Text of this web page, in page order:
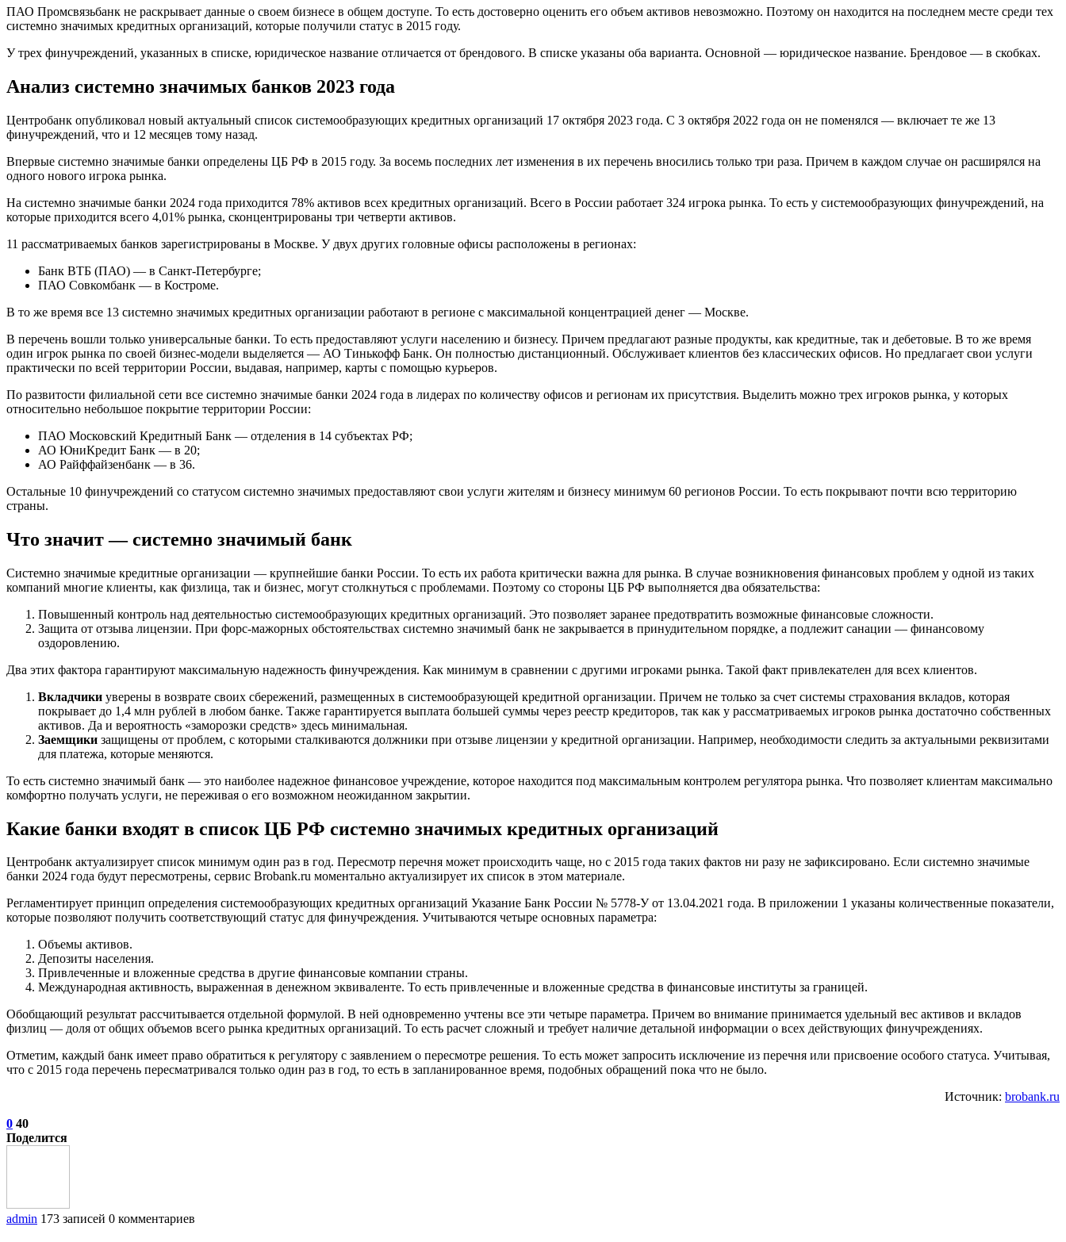
ПАО Промсвязьбанк не раскрывает данные о своем бизнесе в общем доступе. То есть достоверно оценить его объем активов невозможно. Поэтому он находится на последнем месте среди тех
системно значимых кредитных организаций, которые получили статус в 2015 году.
У трех финучреждений, указанных в списке, юридическое название отличается от брендового. В списке указаны оба варианта. Основной — юридическое название. Брендовое — в скобках.
Анализ системно значимых банков 2023 года
Центробанк опубликовал новый актуальный список системообразующих кредитных организаций 17 октября 2023 года. С 3 октября 2022 года он не поменялся — включает те же 13
финучреждений, что и 12 месяцев тому назад.
Впервые системно значимые банки определены ЦБ РФ в 2015 году. За восемь последних лет изменения в их перечень вносились только три раза. Причем в каждом случае он расширялся на
одного нового игрока рынка.
На системно значимые банки 2024 года приходится 78% активов всех кредитных организаций. Всего в России работает 324 игрока рынка. То есть у системообразующих финучреждений, на
которые приходится всего 4,01% рынка, сконцентрированы три четверти активов.
11 рассматриваемых банков зарегистрированы в Москве. У двух других головные офисы расположены в регионах:
Банк ВТБ (ПАО) — в Санкт-Петербурге;
ПАО Совкомбанк — в Костроме.
В то же время все 13 системно значимых кредитных организации работают в регионе с максимальной концентрацией денег — Москве.
В перечень вошли только универсальные банки. То есть предоставляют услуги населению и бизнесу. Причем предлагают разные продукты, как кредитные, так и дебетовые. В то же время
один игрок рынка по своей бизнес-модели выделяется — АО Тинькофф Банк. Он полностью дистанционный. Обслуживает клиентов без классических офисов. Но предлагает свои услуги
практически по всей территории России, выдавая, например, карты с помощью курьеров.
По развитости филиальной сети все системно значимые банки 2024 года в лидерах по количеству офисов и регионам их присутствия. Выделить можно трех игроков рынка, у которых
относительно небольшое покрытие территории России:
ПАО Московский Кредитный Банк — отделения в 14 субъектах РФ;
АО ЮниКредит Банк — в 20;
АО Райффайзенбанк — в 36.
Остальные 10 финучреждений со статусом системно значимых предоставляют свои услуги жителям и бизнесу минимум 60 регионов России. То есть покрывают почти всю территорию
страны.
Что значит — системно значимый банк
Системно значимые кредитные организации — крупнейшие банки России. То есть их работа критически важна для рынка. В случае возникновения финансовых проблем у одной из таких
компаний многие клиенты, как физлица, так и бизнес, могут столкнуться с проблемами. Поэтому со стороны ЦБ РФ выполняется два обязательства:
Повышенный контроль над деятельностью системообразующих кредитных организаций. Это позволяет заранее предотвратить возможные финансовые сложности.
Защита от отзыва лицензии. При форс-мажорных обстоятельствах системно значимый банк не закрывается в принудительном порядке, а подлежит санации — финансовому
оздоровлению.
Два этих фактора гарантируют максимальную надежность финучреждения. Как минимум в сравнении с другими игроками рынка. Такой факт привлекателен для всех клиентов.
Вкладчики уверены в возврате своих сбережений, размещенных в системообразующей кредитной организации. Причем не только за счет системы страхования вкладов, которая
покрывает до 1,4 млн рублей в любом банке. Также гарантируется выплата большей суммы через реестр кредиторов, так как у рассматриваемых игроков рынка достаточно собственных
активов. Да и вероятность «заморозки средств» здесь минимальная.
Заемщики защищены от проблем, с которыми сталкиваются должники при отзыве лицензии у кредитной организации. Например, необходимости следить за актуальными реквизитами
для платежа, которые меняются.
То есть системно значимый банк — это наиболее надежное финансовое учреждение, которое находится под максимальным контролем регулятора рынка. Что позволяет клиентам максимально
комфортно получать услуги, не переживая о его возможном неожиданном закрытии.
Какие банки входят в список ЦБ РФ системно значимых кредитных организаций
Центробанк актуализирует список минимум один раз в год. Пересмотр перечня может происходить чаще, но с 2015 года таких фактов ни разу не зафиксировано. Если системно значимые
банки 2024 года будут пересмотрены, сервис Brobank.ru моментально актуализирует их список в этом материале.
Регламентирует принцип определения системообразующих кредитных организаций Указание Банк России № 5778-У от 13.04.2021 года. В приложении 1 указаны количественные показатели,
которые позволяют получить соответствующий статус для финучреждения. Учитываются четыре основных параметра:
Объемы активов.
Депозиты населения.
Привлеченные и вложенные средства в другие финансовые компании страны.
Международная активность, выраженная в денежном эквиваленте. То есть привлеченные и вложенные средства в финансовые институты за границей.
Обобщающий результат рассчитывается отдельной формулой. В ней одновременно учтены все эти четыре параметра. Причем во внимание принимается удельный вес активов и вкладов
физлиц — доля от общих объемов всего рынка кредитных организаций. То есть расчет сложный и требует наличие детальной информации о всех действующих финучреждениях.
Отметим, каждый банк имеет право обратиться к регулятору с заявлением о пересмотре решения. То есть может запросить исключение из перечня или присвоение особого статуса. Учитывая,
что с 2015 года перечень пересматривался только один раз в год, то есть в запланированное время, подобных обращений пока что не было.
Источник: brobank.ru
0 40
Поделится
admin 173 записей 0 комментариев